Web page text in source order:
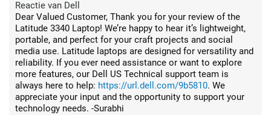
Reactie van Dell
Dear Valued Customer, Thank you for your review of the
Latitude 3340 Laptop! We’re happy to hear it’s lightweight,
portable, and perfect for your craft projects and social
media use. Latitude laptops are designed for versatility and
reliability. If you ever need assistance or want to explore
more features, our Dell US Technical support team is
always here to help: https://url.dell.com/9b5810. We
appreciate your input and the opportunity to support your
technology needs. -Surabhi